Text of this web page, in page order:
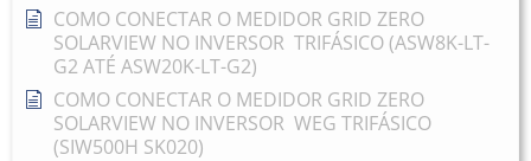
COMO CONECTAR O MEDIDOR GRID ZERO
SOLARVIEW NO INVERSOR TRIFÁSICO (ASW8K-LT-
G2 ATÉ ASW20K-LT-G2)
COMO CONECTAR O MEDIDOR GRID ZERO
SOLARVIEW NO INVERSOR WEG TRIFÁSICO
(SIW500H SK020)